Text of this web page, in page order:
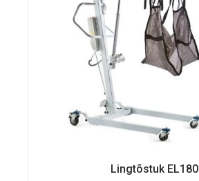
Lingtõstuk EL180